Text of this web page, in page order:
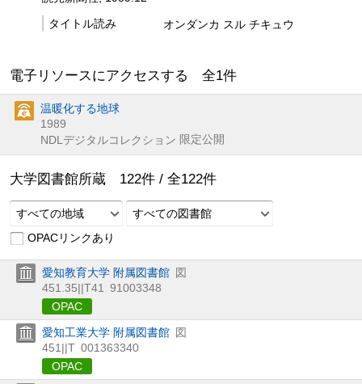
タイトル読み
オンダンカ スル チキュウ
電子リソースにアクセスする 全1件
温暖化する地球
1989
NDLデジタルコレクション 限定公開
大学図書館所蔵 122件 / 全122件
すべての地域
すべての図書館
OPACリンクあり
愛知教育大学 附属図書館 図
451.35||T41
91003348
OPAC
愛知工業大学 附属図書館 図
451||T 001363340
OPAC